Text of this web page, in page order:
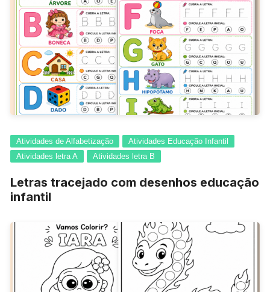
Atividades de Alfabetização
Atividades Educação Infantil
Atividades letra A
Atividades letra B
Letras tracejado com desenhos educação
infantil